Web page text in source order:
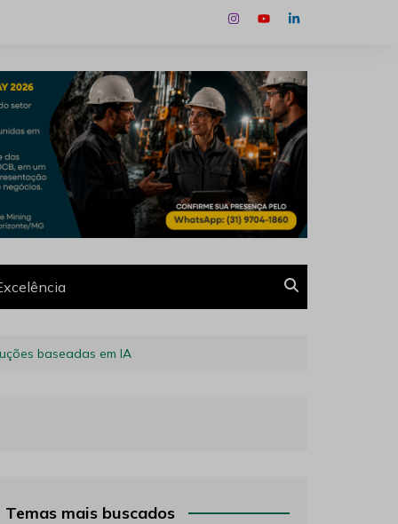
baseadas em IA
Temas mais buscados